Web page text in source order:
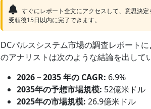
すぐにレポート全文にアクセスして、意思決
受領後15日以内に完了できます。
DCパルスシステム市場の調査レポート
のアナリストは次のような結論を出して
2026－2035 年の CAGR: 6.9%
2035年の予想市場規模: 52億米ドル
2025年の市場規模: 26.9億米ドル